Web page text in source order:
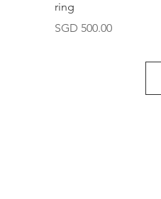
ring
價格
SGD 500.00